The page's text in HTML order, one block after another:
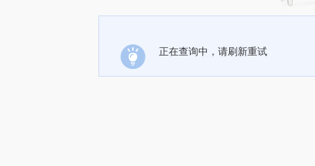
正在查询中，请刷新重试